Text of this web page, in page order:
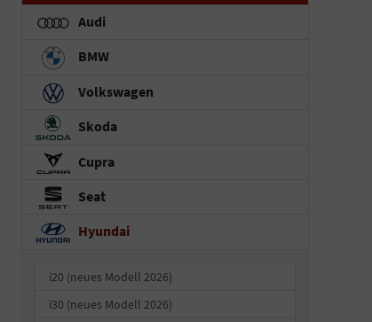
Audi
BMW
Volkswagen
Skoda
Cupra
Seat
Hyundai
i20 (neues Modell 2026)
i30 (neues Modell 2026)